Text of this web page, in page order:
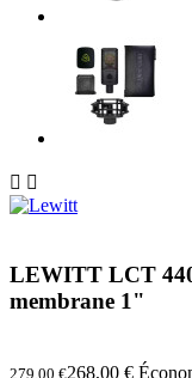
 
LEWITT LCT
membrane 1"
279,00 €268,00 €